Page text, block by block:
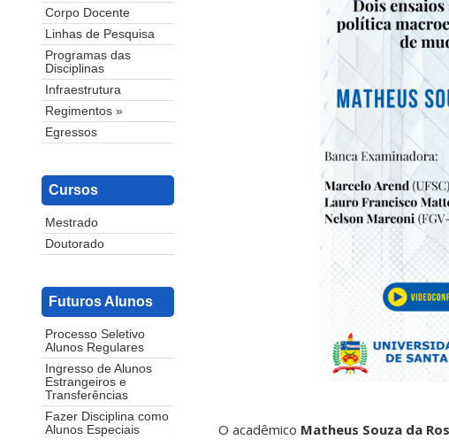
Corpo Docente
Linhas de Pesquisa
Programas das
Disciplinas
Infraestrutura
Regimentos »
Egressos
Cursos
Mestrado
Doutorado
Futuros Alunos
Processo Seletivo
Alunos Regulares
Ingresso de Alunos
Estrangeiros e
Transferências
Fazer Disciplina como
Alunos Especiais
O acadêmico Matheus Souza da